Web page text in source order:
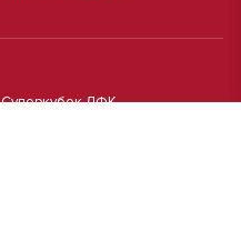
Суперкубок ЛФК